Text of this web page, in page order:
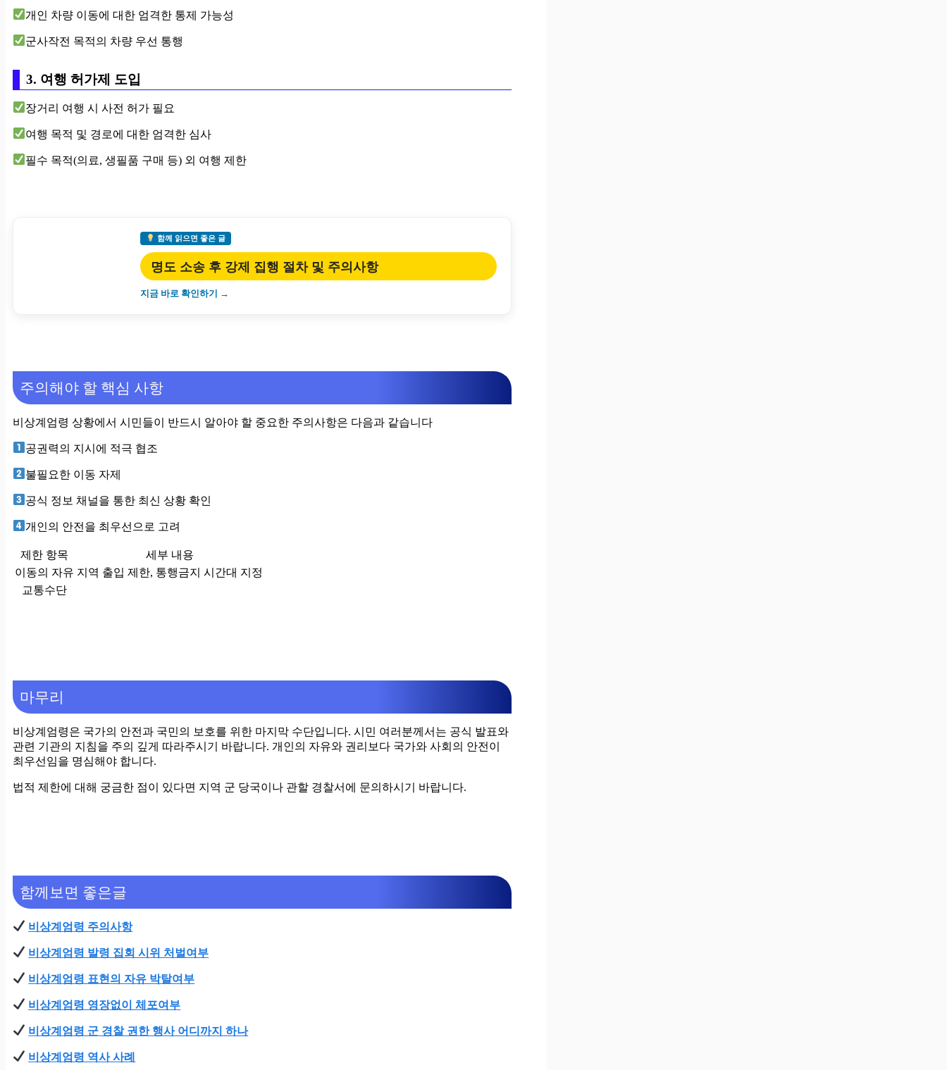
개인 차량 이동에 대한 엄격한 통제 가능성
군사작전 목적의 차량 우선 통행
3. 여행 허가제 도입
장거리 여행 시 사전 허가 필요
여행 목적 및 경로에 대한 엄격한 심사
필수 목적(의료, 생필품 구매 등) 외 여행 제한
함께 읽으면 좋은 글
명도 소송 후 강제 집행 절차 및 주의사항
지금 바로 확인하기 →
주의해야 할 핵심 사항
비상계엄령 상황에서 시민들이 반드시 알아야 할 중요한 주의사항은 다음과 같습니다
공권력의 지시에 적극 협조
불필요한 이동 자제
공식 정보 채널을 통한 최신 상황 확인
개인의 안전을 최우선으로 고려
제한 항목
세부 내용
이동의 자유 지역 출입 제한, 통행금지 시간대 지정
교통수단
마무리
비상계엄령은 국가의 안전과 국민의 보호를 위한 마지막 수단입니다. 시민 여러분께서는 공식 발표와
관련 기관의 지침을 주의 깊게 따라주시기 바랍니다. 개인의 자유와 권리보다 국가와 사회의 안전이
최우선임을 명심해야 합니다.
법적 제한에 대해 궁금한 점이 있다면 지역 군 당국이나 관할 경찰서에 문의하시기 바랍니다.
함께보면 좋은글
비상계엄령 주의사항
비상계엄령 발령 집회 시위 처벌여부
비상계엄령 표현의 자유 박탈여부
비상계엄령 영장없이 체포여부
비상계엄령 군 경찰 권한 행사 어디까지 하나
비상계엄령 역사 사례